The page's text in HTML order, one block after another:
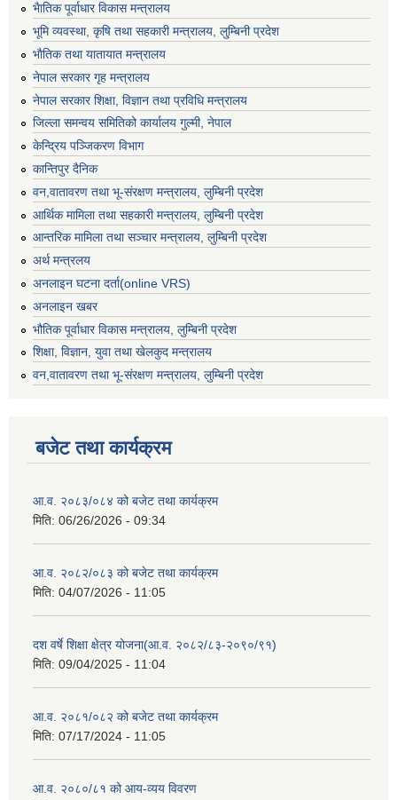
भैातिक पूर्वाधार विकास मन्त्रालय
भूमि व्यवस्था, कृषि तथा सहकारी मन्त्रालय, लु्म्बिनी प्रदेश
भाैतिक तथा यातायात मन्त्रालय
नेपाल सरकार गृह मन्त्रालय
नेपाल सरकार शिक्षा, विज्ञान तथा प्रविधि मन्त्रालय
जिल्ला समन्वय समितिको कार्यालय गुल्मी, नेपाल
केन्द्रिय पञ्जिकरण विभाग
कान्तिपुर दैनिक
वन,वातावरण तथा भू-संरक्षण मन्त्रालय, लुम्बिनी प्रदेश
आर्थिक मामिला तथा सहकारी मन्त्रालय, लुम्बिनी प्रदेश
आन्तरिक मामिला तथा सञ्चार मन्त्रालय, लुम्बिनी प्रदेश
अर्थ मन्त्रलय
अनलाइन घटना दर्ता(online VRS)
अनलाइन खबर
भौतिक पूर्वाधार विकास मन्त्रालय, लुम्बिनी प्रदेश
शिक्षा, विज्ञान, युवा तथा खेलकुद मन्‍‍त्रालय
वन,वातावरण तथा भू-संरक्षण मन्त्रालय, लुम्बिनी प्रदेश
बजेट तथा कार्यक्रम
आ.व. २०८३/०८४ को बजेट तथा कार्यक्रम
मिति: 06/26/2026 - 09:34
आ.व. २०८२/०८३ को बजेट तथा कार्यक्रम
मिति: 04/07/2026 - 11:05
दश वर्षे शिक्षा क्षेत्र योजना(आ.व. २०८२/८३-२०९०/९१)
मिति: 09/04/2025 - 11:04
आ.व. २०८१/०८२ को बजेट तथा कार्यक्रम
मिति: 07/17/2024 - 11:05
आ.व. २०८०/८१ को आय-व्यय विवरण